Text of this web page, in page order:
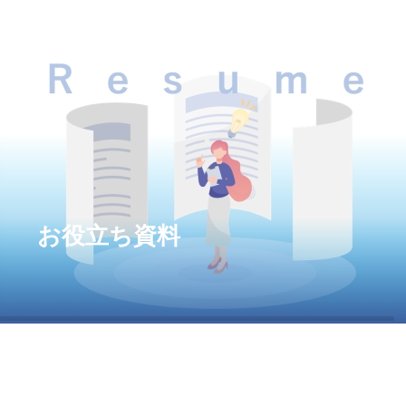
お役立ち資料